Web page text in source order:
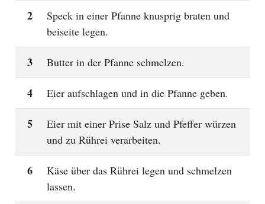
2
Speck in einer Pfanne knusprig braten und
beiseite legen.
3 Butter in der Pfanne schmelzen.
4 Eier aufschlagen und in die Pfanne geben.
5
Eier mit einer Prise Salz und Pfeffer würzen
und zu Rührei verarbeiten.
6
Käse über das Rührei legen und schmelzen
lassen.